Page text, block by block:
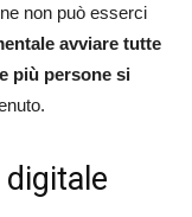
non può esserci
avviare tutte
più persone si